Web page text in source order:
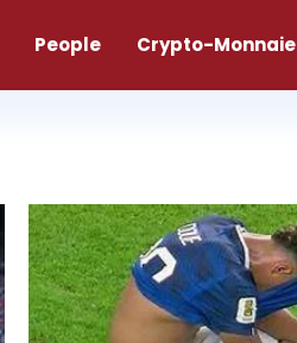
People Crypto-Monnaie